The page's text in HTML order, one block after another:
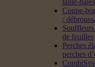
taille-
Coupe-
/
de feuilles
Perches
perches